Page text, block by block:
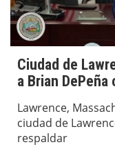
Ciudad de
a Brian
Lawrence,
ciudad de
respaldar